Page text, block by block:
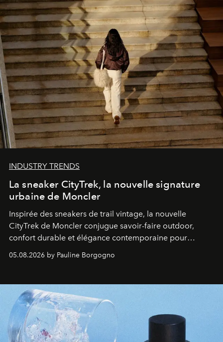
INDUSTRY TRENDS
La sneaker CityTrek, la nouvelle signature
urbaine de Moncler
Inspirée des sneakers de trail vintage, la nouvelle
CityTrek de Moncler conjugue savoir-faire outdoor,
confort durable et élégance contemporaine pour
accompagner les explorations du quotidien.
05.08.2026 by Pauline Borgogno